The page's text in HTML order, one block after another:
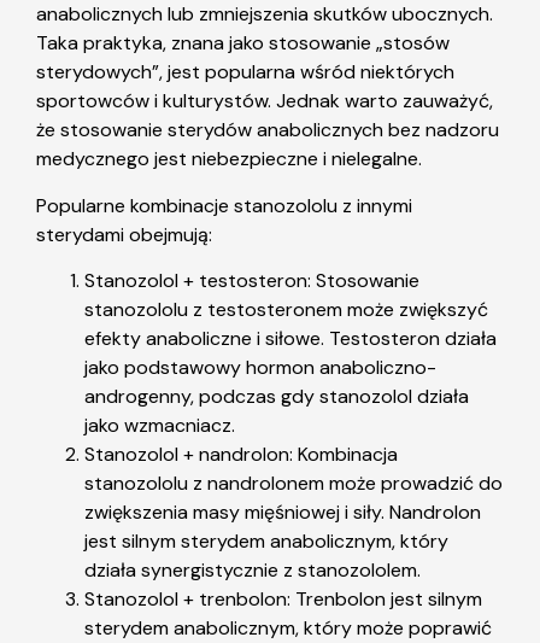
anabolicznych lub zmniejszenia skutków ubocznych.
Taka praktyka, znana jako stosowanie „stosów
sterydowych”, jest popularna wśród niektórych
sportowców i kulturystów. Jednak warto zauważyć,
że stosowanie sterydów anabolicznych bez nadzoru
medycznego jest niebezpieczne i nielegalne.
Popularne kombinacje stanozololu z innymi
sterydami obejmują:
Stanozolol + testosteron: Stosowanie
stanozololu z testosteronem może zwiększyć
efekty anaboliczne i siłowe. Testosteron działa
jako podstawowy hormon anaboliczno-
androgenny, podczas gdy stanozolol działa
jako wzmacniacz.
Stanozolol + nandrolon: Kombinacja
stanozololu z nandrolonem może prowadzić do
zwiększenia masy mięśniowej i siły. Nandrolon
jest silnym sterydem anabolicznym, który
działa synergistycznie z stanozololem.
Stanozolol + trenbolon: Trenbolon jest silnym
sterydem anabolicznym, który może poprawić